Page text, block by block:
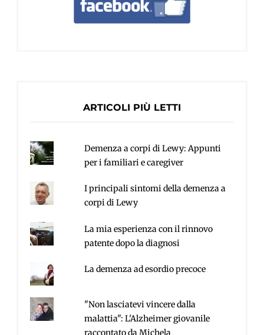
ARTICOLI PIÙ LETTI
Demenza a corpi di Lewy: Appunti
per i familiari e caregiver
I principali sintomi della demenza a
corpi di Lewy
La mia esperienza con il rinnovo
patente dopo la diagnosi
La demenza ad esordio precoce
"Non lasciatevi vincere dalla
malattia": L'Alzheimer giovanile
raccontato da Michela